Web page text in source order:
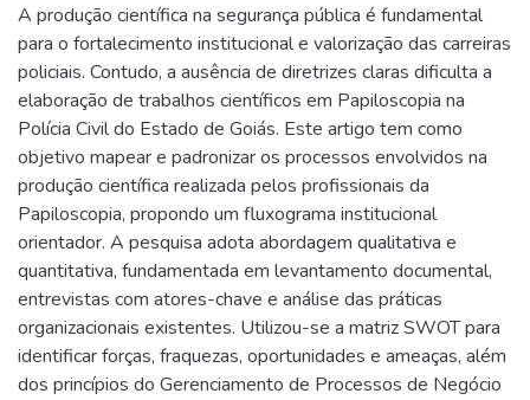
A produção científica na segurança pública é fundamental
para o fortalecimento institucional e valorização das carreiras
policiais. Contudo, a ausência de diretrizes claras dificulta a
elaboração de trabalhos científicos em Papiloscopia na
Polícia Civil do Estado de Goiás. Este artigo tem como
objetivo mapear e padronizar os processos envolvidos na
produção científica realizada pelos profissionais da
Papiloscopia, propondo um fluxograma institucional
orientador. A pesquisa adota abordagem qualitativa e
quantitativa, fundamentada em levantamento documental,
entrevistas com atores-chave e análise das práticas
organizacionais existentes. Utilizou-se a matriz SWOT para
identificar forças, fraquezas, oportunidades e ameaças, além
dos princípios do Gerenciamento de Processos de Negócio